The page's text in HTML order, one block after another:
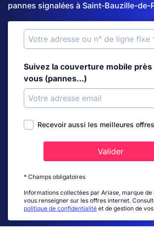
pannes signalées à Saint-Bauzille-de-
Suivez la couverture mobile près
vous (pannes...)
Recevoir aussi les meilleures
Valider
* Champs obligatoires
Informations collectées par Ariase, marque de
vous renseigner sur les offres internet.
politique de confidentialité et de gestion de